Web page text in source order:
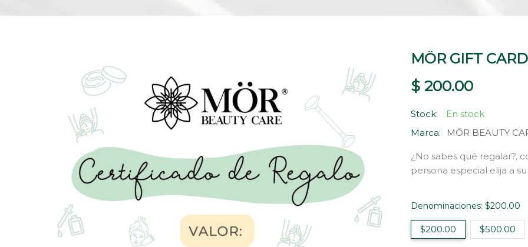
MÖR GIFT CARD
$ 200.00
Stock:
En stock
Marca:
MÖR BEAUTY
¿No sabes qué regalar?,
persona especial elija a
Denominaciones: $200.00
$200.00 $500.00